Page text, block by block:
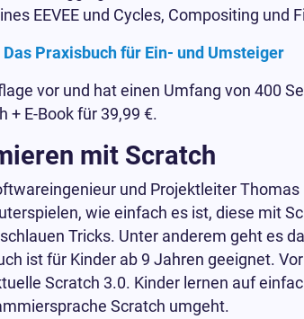
EEVEE und Cycles, Compositing und
Praxisbuch für Ein- und Umsteiger
vor und hat einen Umfang von 400
+ E-Book für 39,99 €.
mit Scratch
und Projektleiter
wie einfach es ist, diese mit
Tricks. Unter anderem geht es
ist für Kinder ab 9 Jahren geeignet.
Scratch 3.0. Kinder lernen auf
Scratch umgeht.